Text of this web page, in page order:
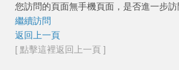
您訪問的頁面無手機頁面，是否進一步訪
繼續訪問
返回上一頁
[ 點擊這裡返回上一頁 ]